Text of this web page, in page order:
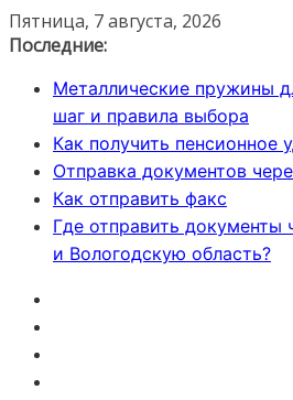
Перейти
к
Пятница, 7 августа, 2026
Последние:
Металлические пружины
шаг и правила выбора
Как получить пенсионное
Отправка документов
Как отправить факс
Где отправить документы
и Вологодскую область?